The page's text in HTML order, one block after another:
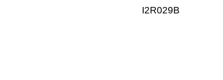
I2R029B